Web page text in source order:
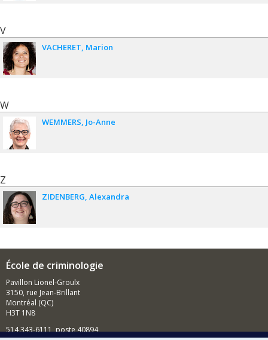
V
VACHERET Marion
W
WEMMERS Jo-Anne
Z
ZIDENBERG Alexandra
École de criminologie
Pavillon Lionel-Groulx
3150, rue Jean-Brillant
Montréal (QC)
H3T 1N8
514 343-6111, poste 40894